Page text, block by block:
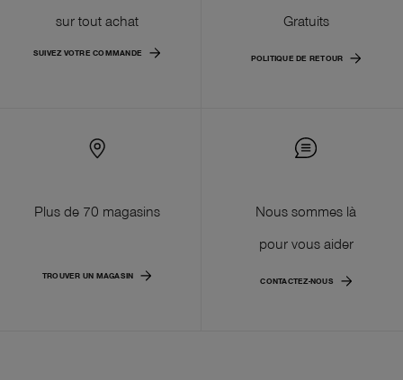
sur tout achat
SUIVEZ VOTRE COMMANDE
Gratuits
POLITIQUE DE RETOUR
Plus de 70 magasins
TROUVER UN MAGASIN
Nous sommes là
pour vous aider
CONTACTEZ-NOUS